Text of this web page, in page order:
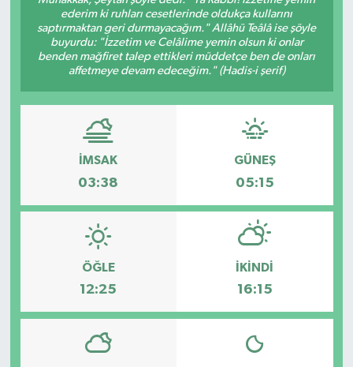
ederim ki ruhları cesetlerinde oldukça kullarını
saptırmaktan geri durmayacağım." Allâhü Teâlâ ise şöyle
buyurdu: "İzzetim ve Celâlime yemin olsun ki onlar
benden mağfiret talep ettikleri müddetçe ben de onları
affetmeye devam edeceğim." (Hadis-i şerif)
İMSAK
03:38
GÜNEŞ
05:15
ÖĞLE
12:25
İKINDI
16:15
Medya
Sağlık
Sinema
Siyaset
Turizm
Yaşam